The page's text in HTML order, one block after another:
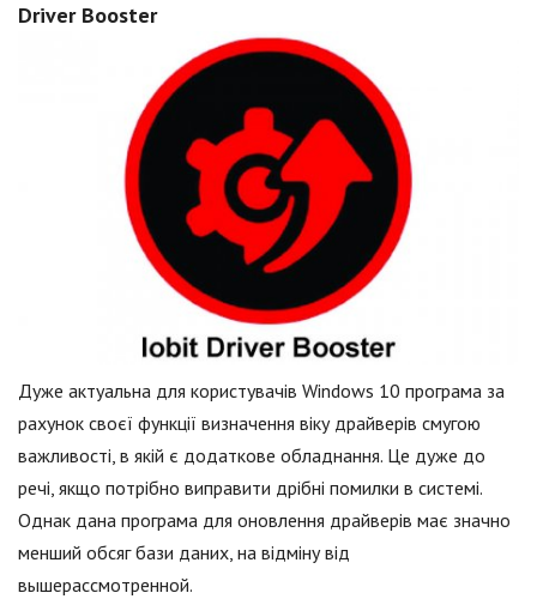
Driver Booster
Дуже актуальна для користувачів Windows 10 програма за
рахунок своєї функції визначення віку драйверів смугою
важливості, в якій є додаткове обладнання. Це дуже до
речі, якщо потрібно виправити дрібні помилки в системі.
Однак дана програма для оновлення драйверів має значно
менший обсяг бази даних, на відміну від
вышерассмотренной.